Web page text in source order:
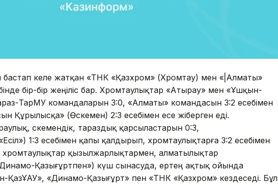
бастап келе жатқан «ТНК «Қазхром» (Хромтау) мен «|Алматы»
бір-бір жеңіліс бар. Хромтаулықтар «Атырау» мен «Ұшқын-
ТарМУ командаларын 3:0, «Алматы» командасын 3:2 есебімен
Құрылысқа» (Өскемен) 2:3 есебімен есе жіберген еді.
өскемендік, тараздық қарсыластарын 0:3,
1:3 есебімен қапы қалдырып, хромтаулықтарға 3:2 есебімен
хромтаулықтар қызылжарлықтармен, алматылықтар
Қазығұртпен») күш сынасуда, ертең ақтық ойында
«Динамо-Қазығұрт» пен «ТНК «Қазхром» кездеседі. Бұл